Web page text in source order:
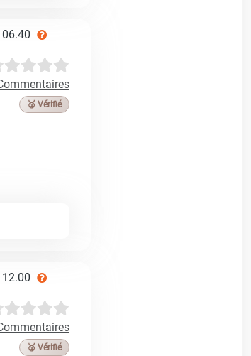
🥉 Vérifié
🥉 Vérifié